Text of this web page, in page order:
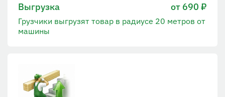
Выгрузка от 690 ₽
Грузчики выгрузят товар в радиусе 20 метров от
машины